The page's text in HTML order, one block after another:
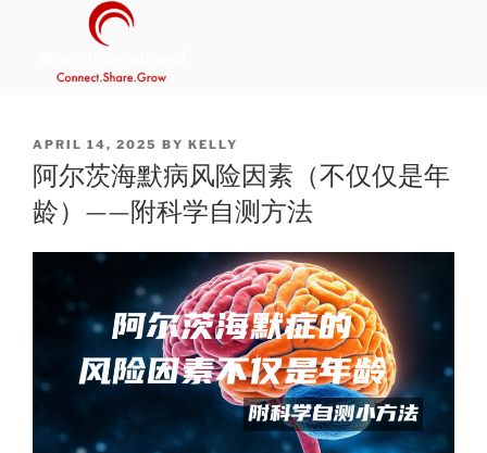
POSTED
ON
APRIL 14, 2025 BY KELLY
阿尔茨海默病风险因素（不仅仅是年
龄）——附科学自测方法